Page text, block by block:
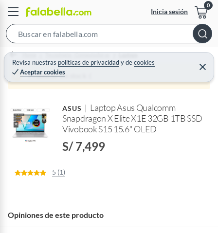
Inicia sesión
e
a
c
B
a
r
Revisa nuestras políticas de privacidadydecookies
Aceptar cookies
C
e
r
Home Tecnología - Computadoras Laptops
Producto sin stock :(
ASUS
Laptop Asus Qualcomm
Snapdragon X Elite X1E 32GB 1TB SSD
Vivobook S15 15.6" OLED
S/ 7,499
5 (1)
Opiniones de este producto